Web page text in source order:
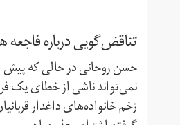
تناقض‌گویی درباره فاجعه
حسن روحانی در حالی که پیش
نمی‌تواند ناشی از خطای یک
زخم خانواده‌های داغدار